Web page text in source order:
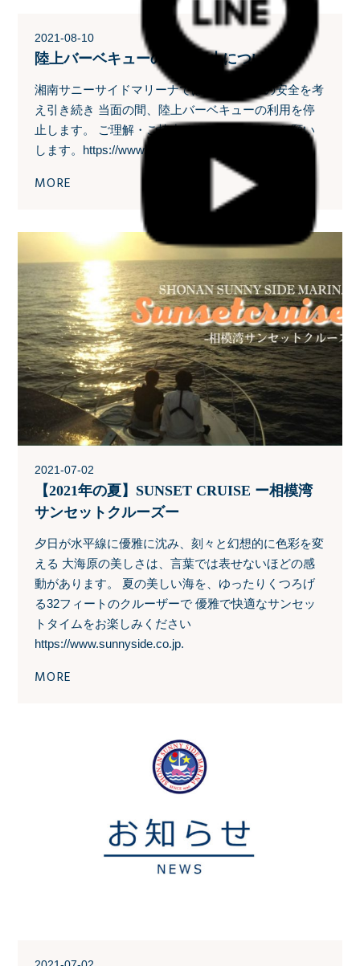
2021-08-10
陸上バーベキューの利用停止について
湘南サニーサイドマリーナでは、お客さまの安全を考
え引き続き 当面の間、陸上バーベキューの利用を停
止します。 ご理解・ご協力くださいますようお願い
します。https://www.sunnyside.co.jp.
MORE
2021-07-02
【2021年の夏】SUNSET CRUISE ー相模湾
サンセットクルーズー
夕日が水平線に優雅に沈み、刻々と幻想的に色彩を変
える 大海原の美しさは、言葉では表せないほどの感
動があります。 夏の美しい海を、ゆったりくつろげ
る32フィートのクルーザーで 優雅で快適なサンセッ
トタイムをお楽しみください
https://www.sunnyside.co.jp.
MORE